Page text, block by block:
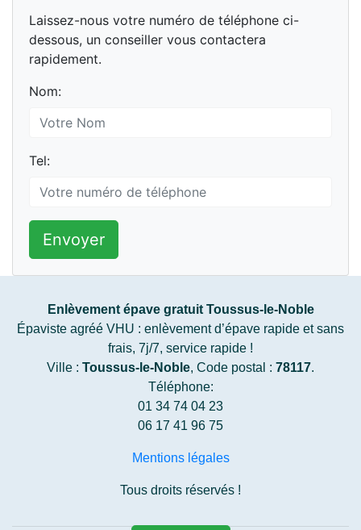
Laissez-nous votre numéro de téléphone ci-
dessous, un conseiller vous contactera
rapidement.
Nom:
Tel:
Envoyer
Enlèvement épave gratuit Toussus-le-Noble
Épaviste agréé VHU : enlèvement d’épave rapide et sans
frais, 7j/7, service rapide !
Ville : Toussus-le-Noble, Code postal : 78117.
Téléphone:
01 34 74 04 23
06 17 41 96 75
Mentions légales
Tous droits réservés !